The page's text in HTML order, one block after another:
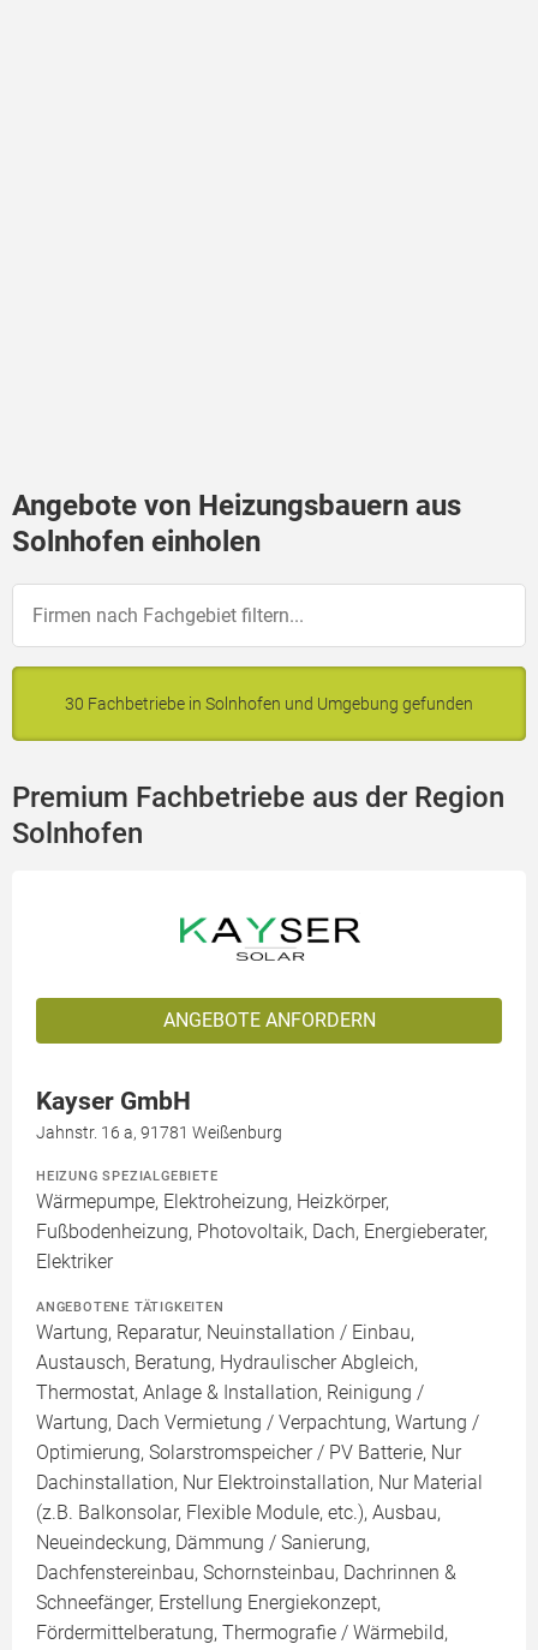
Angebote von Heizungsbauern aus
Solnhofen einholen
30 Fachbetriebe in Solnhofen und Umgebung gefunden
Premium Fachbetriebe aus der Region
Solnhofen
ANGEBOTE ANFORDERN
Kayser GmbH
Jahnstr. 16 a, 91781 Weißenburg
HEIZUNG SPEZIALGEBIETE
Wärmepumpe, Elektroheizung, Heizkörper,
Fußbodenheizung, Photovoltaik, Dach, Energieberater,
Elektriker
ANGEBOTENE TÄTIGKEITEN
Wartung, Reparatur, Neuinstallation / Einbau,
Austausch, Beratung, Hydraulischer Abgleich,
Thermostat, Anlage & Installation, Reinigung /
Wartung, Dach Vermietung / Verpachtung, Wartung /
Optimierung, Solarstromspeicher / PV Batterie, Nur
Dachinstallation, Nur Elektroinstallation, Nur Material
(z.B. Balkonsolar, Flexible Module, etc.), Ausbau,
Neueindeckung, Dämmung / Sanierung,
Dachfenstereinbau, Schornsteinbau, Dachrinnen &
Schneefänger, Erstellung Energiekonzept,
Fördermittelberatung, Thermografie / Wärmebild,